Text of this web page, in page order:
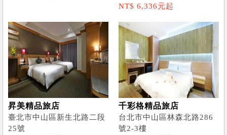
NT$ 6,336元起
昇美精品旅店
臺北市中山區新生北路二段
25號
千彩格精品旅店
台北市中山區林森北路286
號2-3樓